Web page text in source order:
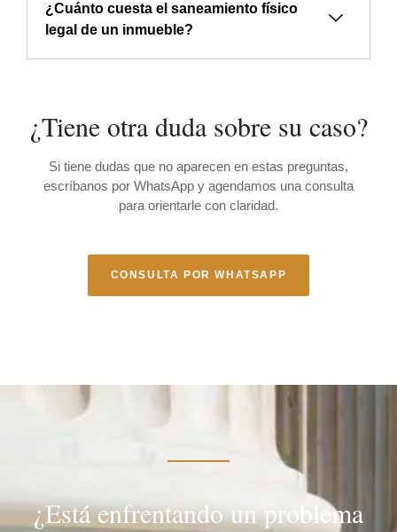
¿Cuánto cuesta el saneamiento físico
legal de un inmueble?
¿Tiene otra duda sobre su caso?
Si tiene dudas que no aparecen en estas preguntas,
escríbanos por WhatsApp y agendamos una consulta
para orientarle con claridad.
CONSULTA POR WHATSAPP
¿Está enfrentando un problema